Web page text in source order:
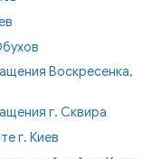
Воскресенка,
г. Сквира
г. Киев